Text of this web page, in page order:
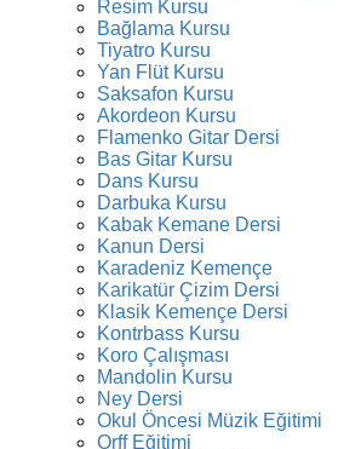
Resim Kursu
Bağlama Kursu
Tiyatro Kursu
Yan Flüt Kursu
Saksafon Kursu
Akordeon Kursu
Flamenko Gitar Dersi
Bas Gitar Kursu
Dans Kursu
Darbuka Kursu
Kabak Kemane Dersi
Kanun Dersi
Karadeniz Kemençe
Karikatür Çizim Dersi
Klasik Kemençe Dersi
Kontrbass Kursu
Koro Çalışması
Mandolin Kursu
Ney Dersi
Okul Öncesi Müzik Eğitimi
Orff Eğitimi